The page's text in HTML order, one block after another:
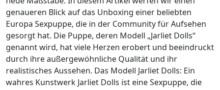
genaueren Blick auf das Unboxing einer beliebten
Europa Sexpuppe, die in der Community für Aufsehen
gesorgt hat. Die Puppe, deren Modell „Jarliet Dolls“
genannt wird, hat viele Herzen erobert und beeindruckt
durch ihre außergewöhnliche Qualität und ihr
realistisches Aussehen. Das Modell Jarliet Dolls: Ein
wahres Kunstwerk Jarliet Dolls ist eine Sexpuppe, die